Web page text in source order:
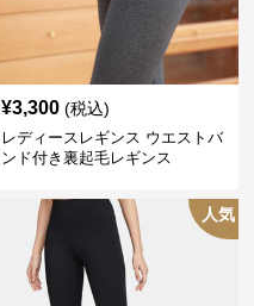
¥3,300 (税込)
レディースレギンス ウエストバ
ンド付き裏起毛レギンス
人気